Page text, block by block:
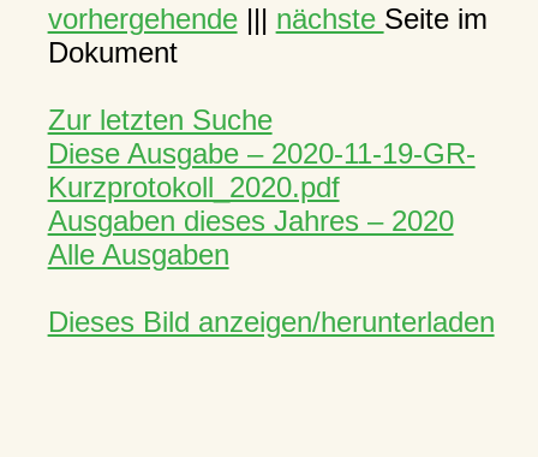
vorhergehende||| nächste Seite im
Dokument
Zur letzten Suche
Diese Ausgabe – 2020-11-19-GR-
Kurzprotokoll_2020.pdf
Ausgaben dieses Jahres – 2020
Alle Ausgaben
Dieses Bild anzeigen/herunterladen